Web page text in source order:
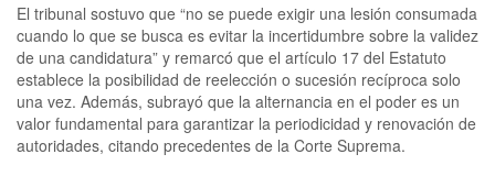
El tribunal sostuvo que “no se puede exigir una lesión consumada
cuando lo que se busca es evitar la incertidumbre sobre la validez
de una candidatura” y remarcó que el artículo 17 del Estatuto
establece la posibilidad de reelección o sucesión recíproca solo
una vez. Además, subrayó que la alternancia en el poder es un
valor fundamental para garantizar la periodicidad y renovación de
autoridades, citando precedentes de la Corte Suprema.